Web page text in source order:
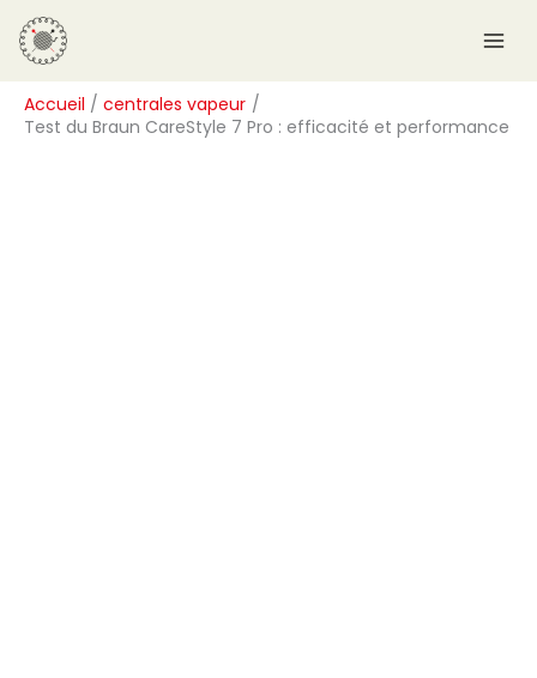
Aller
au
contenu
Accueil
centrales vapeur
Test du Braun CareStyle 7 Pro : efficacité et performance
R
e
c
h